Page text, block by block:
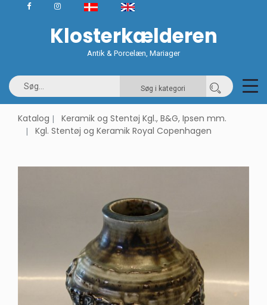
Klosterkælderen
Antik & Porcelæn, Mariager
Søg i kategori
Katalog
Keramik og Stentøj Kgl., B&G, Ipsen mm.
Kgl. Stentøj og Keramik Royal Copenhagen